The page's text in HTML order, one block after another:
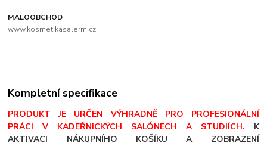
MALOOBCHOD
www.kosmetikasalerm.cz
Kompletní specifikace
PRODUKT JE URČEN VÝHRADNĚ PRO PROFESIONÁLNÍ
PRÁCI V KADEŘNICKÝCH SALÓNECH A STUDIÍCH. K
AKTIVACI NÁKUPNÍHO KOŠÍKU A ZOBRAZENÍ